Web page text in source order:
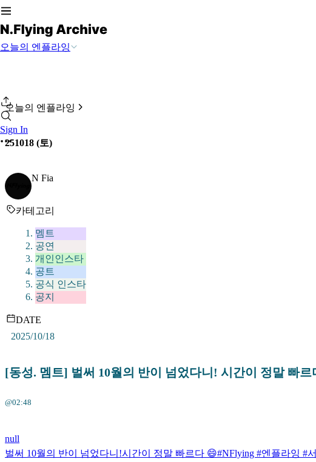
오늘의 엔플라잉
Sign In
오늘의 엔플라잉
251018 (토)
N Fia
카테고리
멤트
공연
개인인스타
공트
공식 인스타
공지
DATE
2025/10/18
[동성. 멤트] 벌써 10월의 반이 넘었다니! 시간이 정말 빠르
@02:48
null
벌써 10월의 반이 넘었다니!시간이 정말 빠르다 😄#NFlying #엔플라잉 #